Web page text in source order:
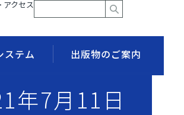
アクセス
ステム 出版物のご案内
年7月11日